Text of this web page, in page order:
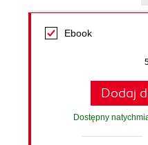
Ebook
Dodaj
Dostępny